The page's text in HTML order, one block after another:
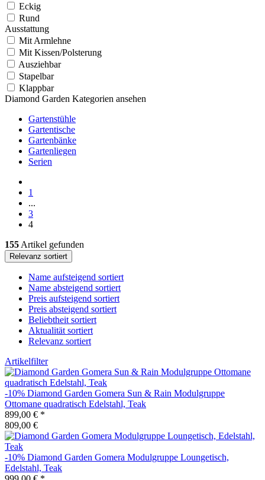
Eckig
Rund
Ausstattung
Mit Armlehne
Mit Kissen/Polsterung
Ausziehbar
Stapelbar
Klappbar
Diamond Garden Kategorien ansehen
Gartenstühle
Gartentische
Gartenbänke
Gartenliegen
Serien
1
...
3
4
155 Artikel gefunden
Relevanz sortiert
Name aufsteigend sortiert
Name absteigend sortiert
Preis aufsteigend sortiert
Preis absteigend sortiert
Beliebtheit sortiert
Aktualität sortiert
Relevanz sortiert
Artikelfilter
-10% Diamond Garden Gomera Sun & Rain Modulgruppe
Ottomane quadratisch Edelstahl, Teak
899,00 € *
809,00 €
-10% Diamond Garden Gomera Modulgruppe Loungetisch,
Edelstahl, Teak